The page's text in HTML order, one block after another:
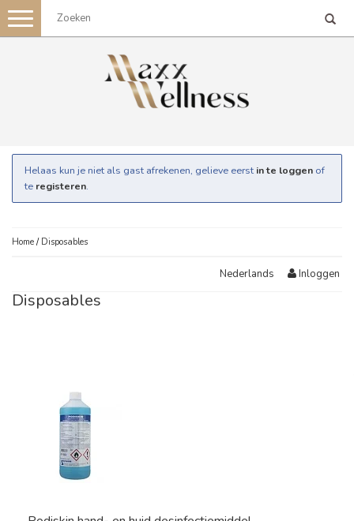
Toggle
navigation
Helaas kun je niet als gast afrekenen, gelieve eerst in te loggen of
te registeren.
Home / Disposables
Nederlands Inloggen
Disposables